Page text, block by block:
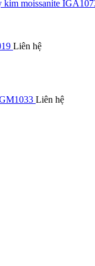
kim moissanite
Liên hệ
Liên hệ